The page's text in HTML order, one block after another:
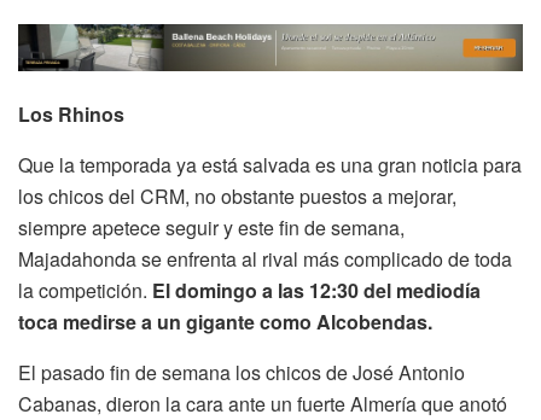
Los Rhinos
Que la temporada ya está salvada es una gran noticia para
los chicos del CRM, no obstante puestos a mejorar,
siempre apetece seguir y este fin de semana,
Majadahonda se enfrenta al rival más complicado de toda
la competición. El domingo a las 12:30 del mediodía
toca medirse a un gigante como Alcobendas.
El pasado fin de semana los chicos de José Antonio
Cabanas, dieron la cara ante un fuerte Almería que anotó